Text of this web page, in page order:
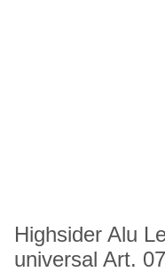
Highsider Alu
universal Art.